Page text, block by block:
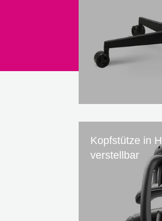
Kopfstütze in
verstellbar